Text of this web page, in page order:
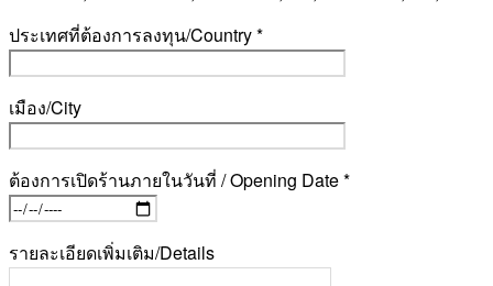
ประเทศที่ต้องการลงทุน/Country *
เมือง/City
ต้องการเปิดร้านภายในวันที่ / Opening Date *
รายละเอียดเพิ่มเติม/Details